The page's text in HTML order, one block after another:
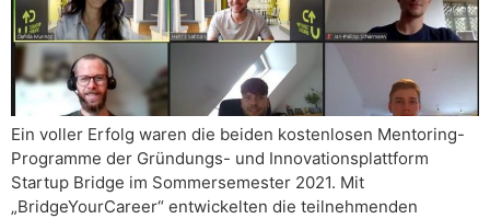
Ein voller Erfolg waren die beiden kostenlosen Mentoring-
Programme der Gründungs- und Innovationsplattform
Startup Bridge im Sommersemester 2021. Mit
„BridgeYourCareer“ entwickelten die teilnehmenden